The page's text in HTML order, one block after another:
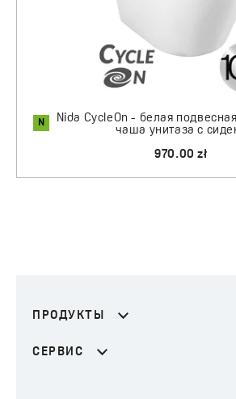
системой быстрого снятия
.
прочного пластика,
и изменению цвета, что
и эстетичный вид на долгие годы.
N
Nida CycleOn - белая
чаша унитаза с
970.00 zł
ПРОДУКТЫ
СЕРВИС